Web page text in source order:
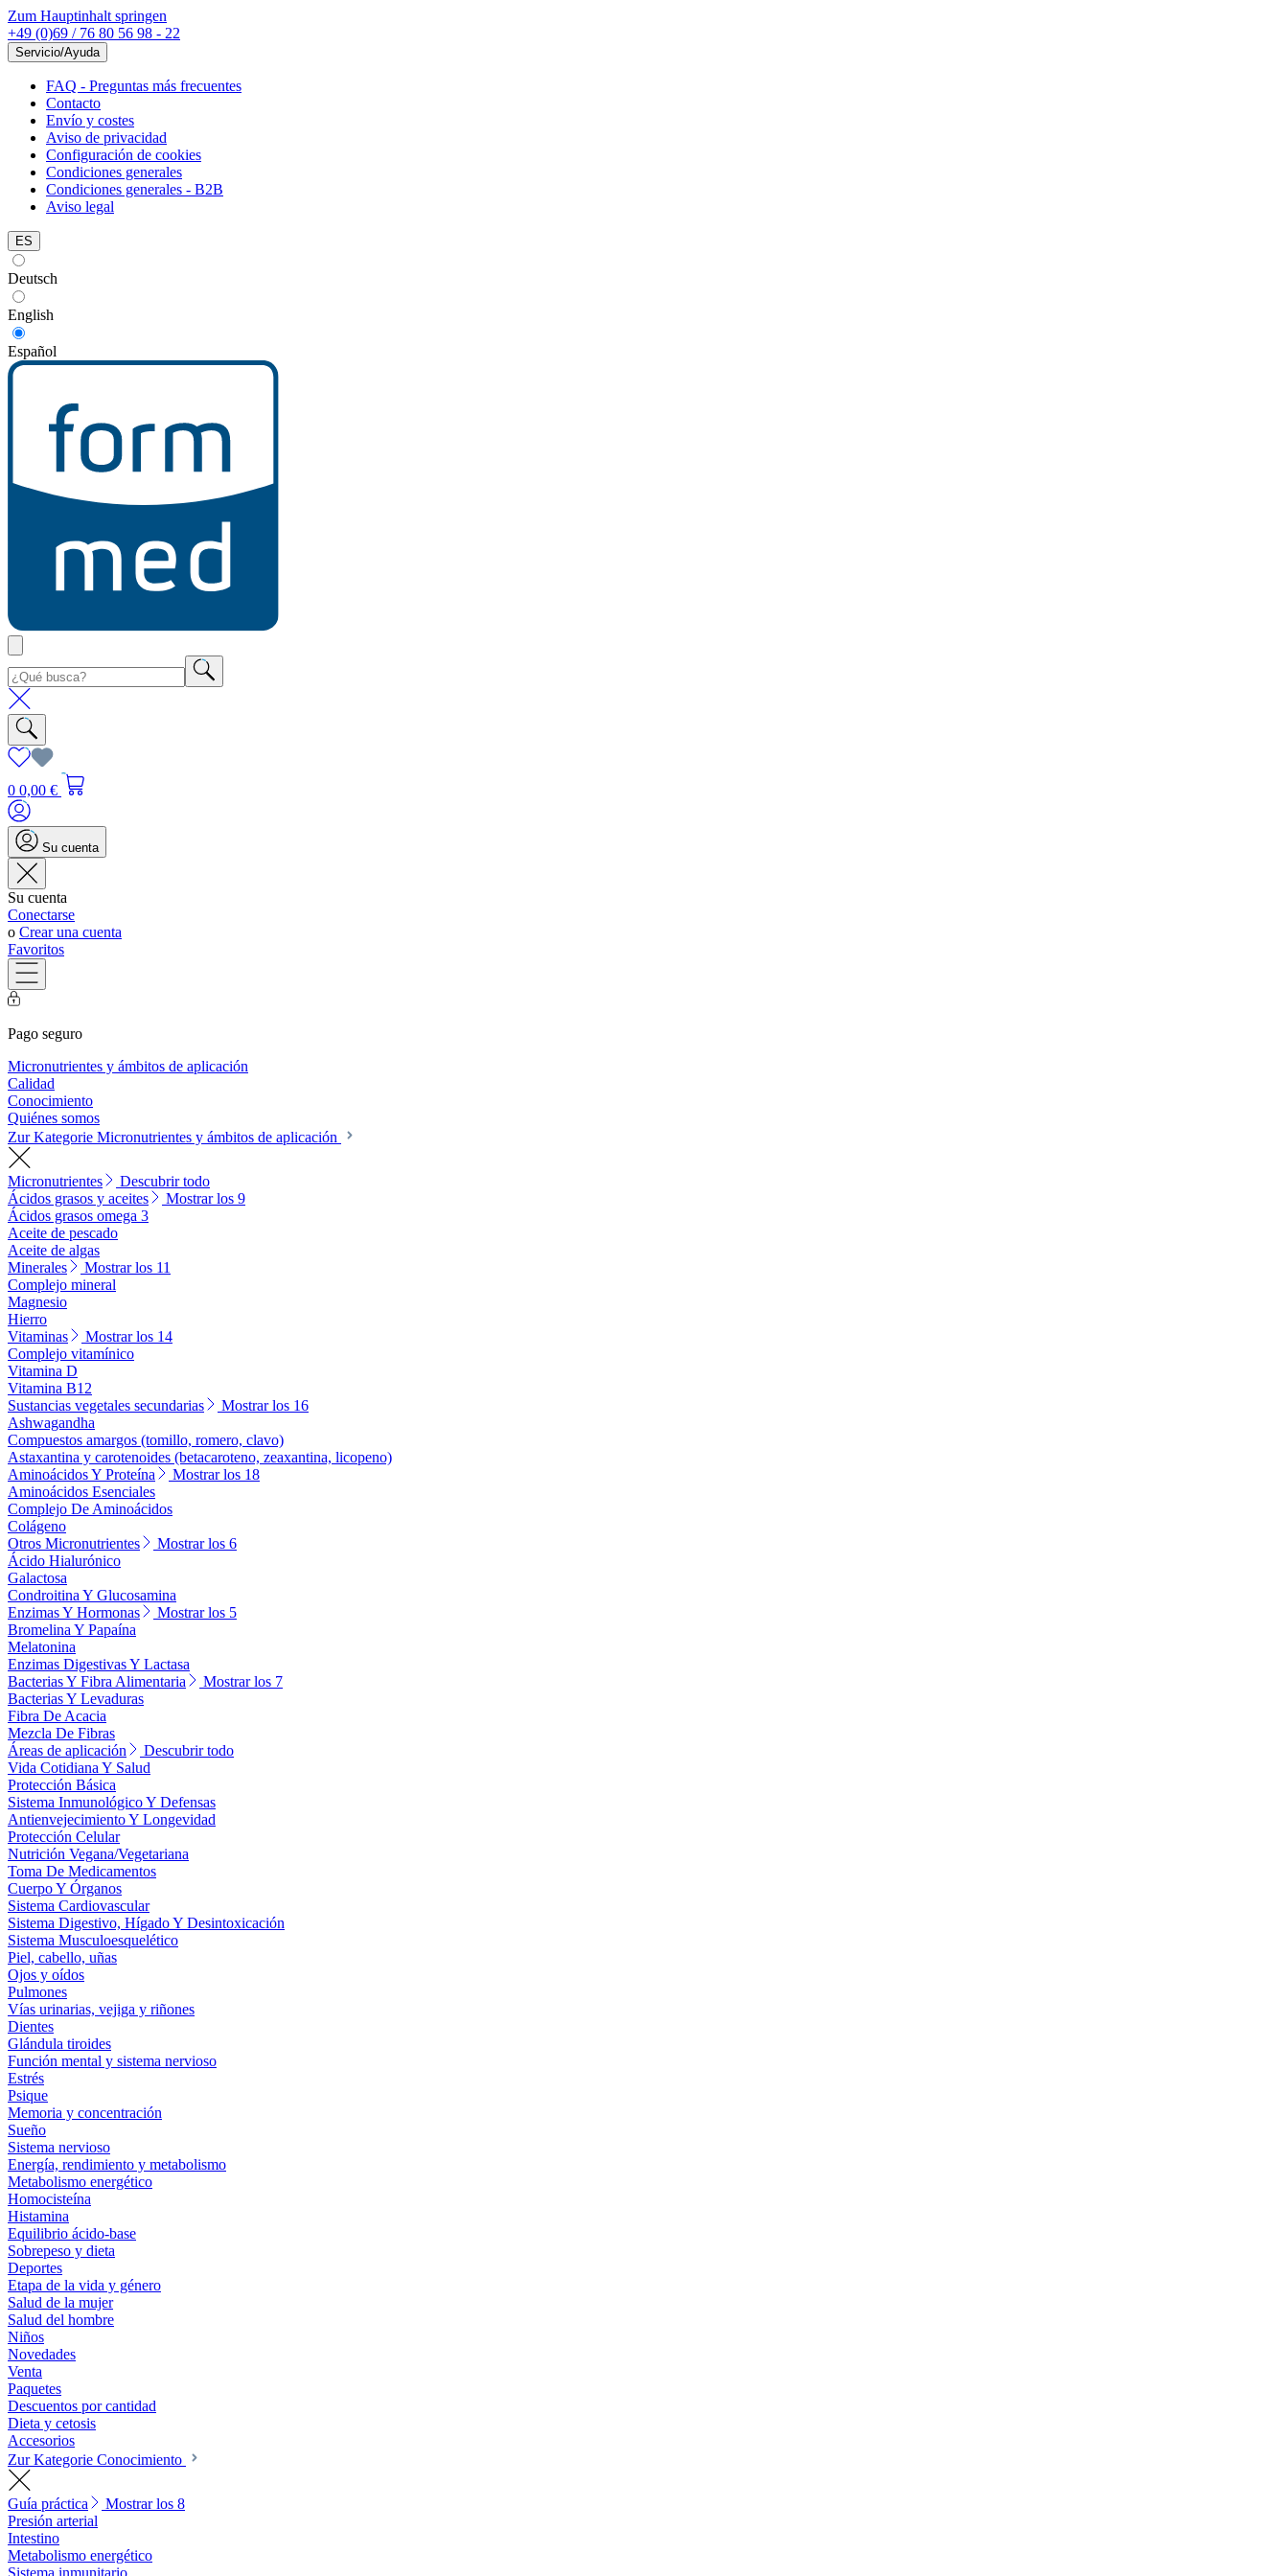
Zum Hauptinhalt springen
+49 (0)69 / 76 80 56 98 - 22
Servicio/Ayuda
FAQ - Preguntas más frecuentes
Contacto
Envío y costes
Aviso de privacidad
Configuración de cookies
Condiciones generales
Condiciones generales - B2B
Aviso legal
ES
Deutsch
English
Español
0 0,00 €
Su cuenta
Su cuenta
Conectarse
o Crear una cuenta
Favoritos
Pago seguro
Micronutrientes y ámbitos de aplicación
Calidad
Conocimiento
Quiénes somos
Zur Kategorie Micronutrientes y ámbitos de aplicación
Micronutrientes
Descubrir todo
Ácidos grasos y aceites
Mostrar los 9
Ácidos grasos omega 3
Aceite de pescado
Aceite de algas
Minerales
Mostrar los 11
Complejo mineral
Magnesio
Hierro
Vitaminas
Mostrar los 14
Complejo vitamínico
Vitamina D
Vitamina B12
Sustancias vegetales secundarias
Mostrar los 16
Ashwagandha
Compuestos amargos (tomillo, romero, clavo)
Astaxantina y carotenoides (betacaroteno, zeaxantina, licopeno)
Aminoácidos Y Proteína
Mostrar los 18
Aminoácidos Esenciales
Complejo De Aminoácidos
Colágeno
Otros Micronutrientes
Mostrar los 6
Ácido Hialurónico
Galactosa
Condroitina Y Glucosamina
Enzimas Y Hormonas
Mostrar los 5
Bromelina Y Papaína
Melatonina
Enzimas Digestivas Y Lactasa
Bacterias Y Fibra Alimentaria
Mostrar los 7
Bacterias Y Levaduras
Fibra De Acacia
Mezcla De Fibras
Áreas de aplicación
Descubrir todo
Vida Cotidiana Y Salud
Protección Básica
Sistema Inmunológico Y Defensas
Antienvejecimiento Y Longevidad
Protección Celular
Nutrición Vegana/Vegetariana
Toma De Medicamentos
Cuerpo Y Órganos
Sistema Cardiovascular
Sistema Digestivo, Hígado Y Desintoxicación
Sistema Musculoesquelético
Piel, cabello, uñas
Ojos y oídos
Pulmones
Vías urinarias, vejiga y riñones
Dientes
Glándula tiroides
Función mental y sistema nervioso
Estrés
Psique
Memoria y concentración
Sueño
Sistema nervioso
Energía, rendimiento y metabolismo
Metabolismo energético
Homocisteína
Histamina
Equilibrio ácido-base
Sobrepeso y dieta
Deportes
Etapa de la vida y género
Salud de la mujer
Salud del hombre
Niños
Novedades
Venta
Paquetes
Descuentos por cantidad
Dieta y cetosis
Accesorios
Zur Kategorie Conocimiento
Guía práctica
Mostrar los 8
Presión arterial
Intestino
Metabolismo energético